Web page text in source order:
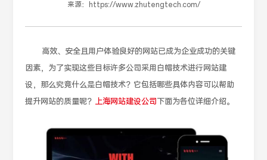
来源：
https://www.zhutengtech.com/
高效、安全且用户体验良好的网站已成为企业成功的关键
因素，为了实现这些目标许多公司采用白帽技术进行网站建
设，那么究竟什么是白帽技术？它包括哪些具体内容可以帮助
提升网站的质量呢？ 上海网站建设公司下面为各位详细介绍。